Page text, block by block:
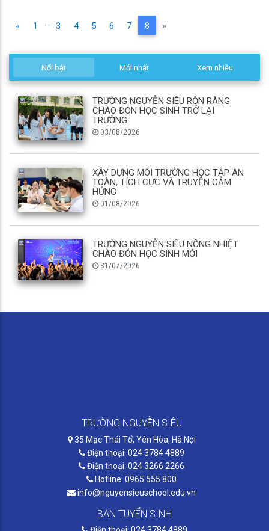
« 1 ... 3 4 5 6 7 8(current)
»
Nổi bật Mới nhất Xem nhiều
TRƯỜNG NGUYỄN SIÊU RỘN RÀNG
CHÀO ĐÓN HỌC SINH TRỞ LẠI
TRƯỜNG
03/08/2026
XÂY DỰNG MÔI TRƯỜNG HỌC TẬP AN
TOÀN, TÍCH CỰC VÀ TRUYỀN CẢM
HỨNG
01/08/2026
TRƯỜNG NGUYỄN SIÊU NỒNG NHIỆT
CHÀO ĐÓN HỌC SINH MỚI
31/07/2026
TRƯỜNG NGUYỄN SIÊU
35 Mạc Thái Tổ, Yên Hòa, Hà Nội
Điện thoại: 024 3784 4889
Điện thoại: 024 3266 2266
Hotline: 0965 555 800
info@nguyensieuschool.edu.vn
BAN TUYỂN SINH